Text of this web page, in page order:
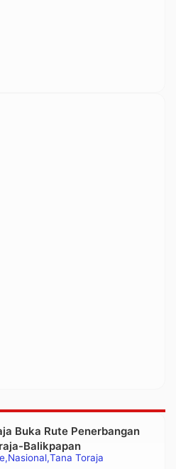
Nasional Tana Toraja
Buka Rute Penerbangan
Balikpapan